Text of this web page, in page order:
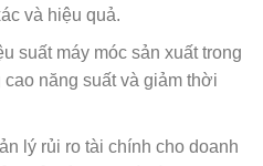
và hiệu quả.
suất máy móc sản xuất trong
năng suất và giảm thời
lý rủi ro tài chính cho doanh